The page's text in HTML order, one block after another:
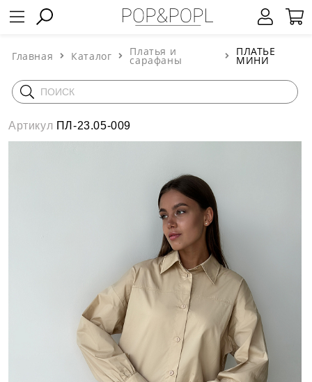
Главная Каталог Платья и
сарафаны
ПЛАТЬЕ
МИНИ
Артикул ПЛ-23.05-009